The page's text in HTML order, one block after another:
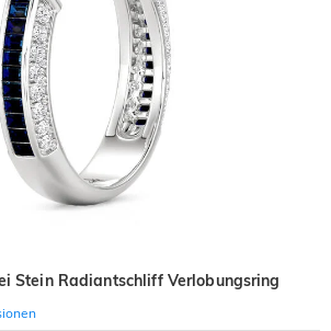
Stein Radiantschliff Verlobungsring